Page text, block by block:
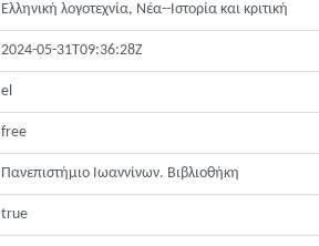
Ελληνική λογοτεχνία, Νέα--Ιστορία και κριτική
2024-05-31T09:36:28Z
el
free
Πανεπιστήμιο Ιωαννίνων. Βιβλιοθήκη
true